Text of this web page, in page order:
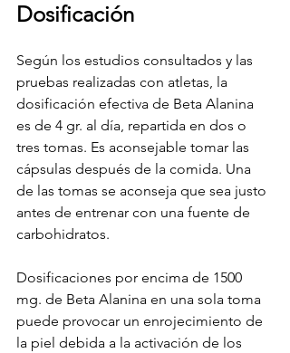
Dosificación
Según los estudios consultados y las
pruebas realizadas con atletas, la
dosificación efectiva de Beta Alanina
es de 4 gr. al día, repartida en dos o
tres tomas. Es aconsejable tomar las
cápsulas después de la comida. Una
de las tomas se aconseja que sea justo
antes de entrenar con una fuente de
carbohidratos.
Dosificaciones por encima de 1500
mg. de Beta Alanina en una sola toma
puede provocar un enrojecimiento de
la piel debida a la activación de los